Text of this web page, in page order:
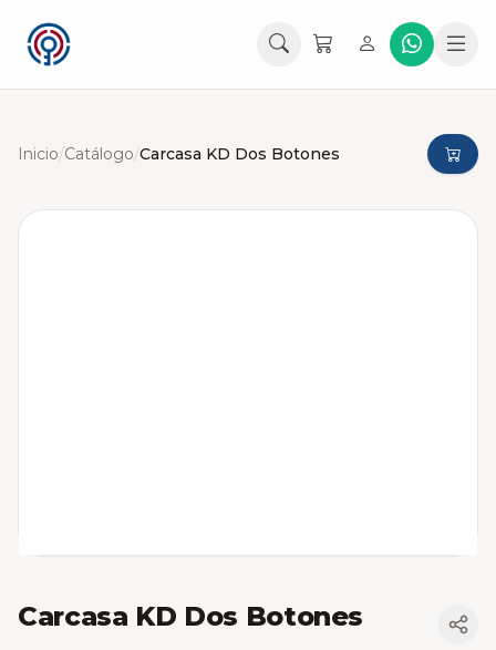
Inicio/Catálogo/Carcasa KD Dos Botones
Carcasa KD Dos Botones